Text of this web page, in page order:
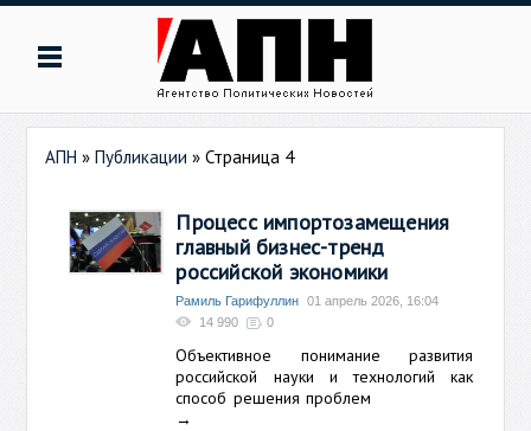
АПН »Публикации » Страница 4
Процесс импортозамещения
главный бизнес-тренд
российской экономики
Рамиль Гарифуллин
01 апрель 2026, 16:04
14 990
0
Объективное понимание развития
российской науки и технологий как
способ решения проблем
→